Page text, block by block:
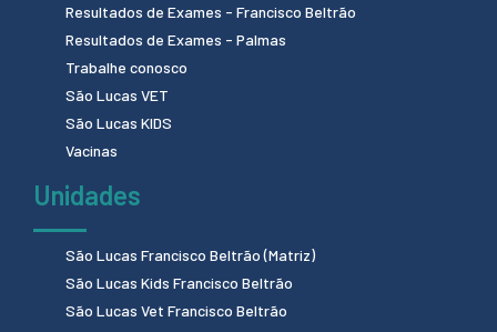
Resultados de Exames - Francisco Beltrão
Resultados de Exames - Palmas
Trabalhe conosco
São Lucas VET
São Lucas KIDS
Vacinas
Unidades
São Lucas Francisco Beltrão (Matriz)
São Lucas Kids Francisco Beltrão
São Lucas Vet Francisco Beltrão